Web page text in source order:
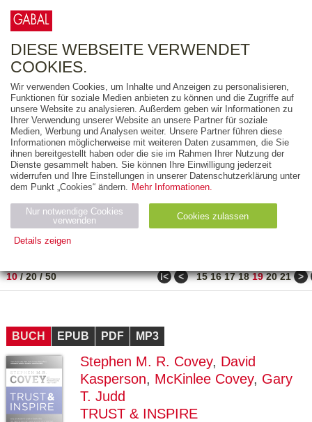
FREITEXT
AUSGABEART
AUS DER REIHE
ZUM THEMA
Neuerscheinung
Bestseller
PREIS
10/20/50 ǀ< < 15 16 17 18 19 20 21 >
BUCH EPUB PDF MP3
Stephen M. R. Covey, David
Kasperson, McKinlee Covey, Gary
T. Judd
TRUST & INSPIRE
DIESE WEBSEITE VERWENDET
COOKIES.
Wir verwenden Cookies, um Inhalte und Anzeigen zu personalisieren,
Funktionen für soziale Medien anbieten zu können und die Zugriffe auf
unsere Website zu analysieren. Außerdem geben wir Informationen zu
Ihrer Verwendung unserer Website an unsere Partner für soziale
Medien, Werbung und Analysen weiter. Unsere Partner führen diese
Informationen möglicherweise mit weiteren Daten zusammen, die Sie
ihnen bereitgestellt haben oder die sie im Rahmen Ihrer Nutzung der
Dienste gesammelt haben. Sie können Ihre Einwilligung jederzeit
widerrufen und Ihre Einstellungen in unserer Datenschutzerklärung unter
dem Punkt „Cookies“ ändern. Mehr Informationen.
Nur notwendige Cookies
verwenden
Cookies zulassen
Details zeigen
Name Zweck
ESSION
_ID
verlag.
de
Session verwendet
GV_CO
OKIES
gabal-
verlag.
Speichert den Zustimmungsstatus des
Benutzers für Cookies auf der aktuellen
Domäne.
ge
T
P